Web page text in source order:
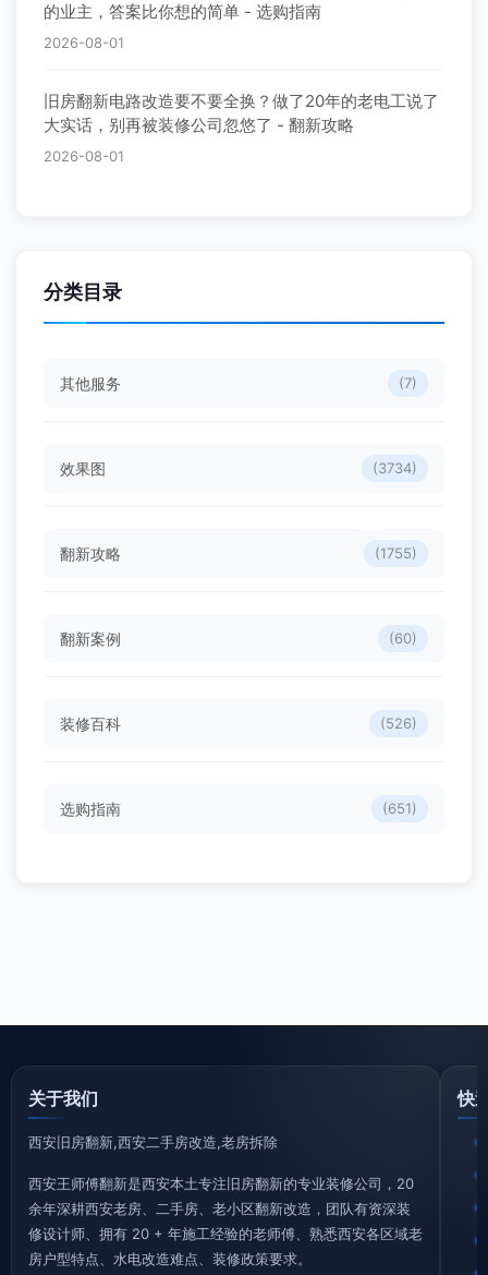
的业主，答案比你想的简单 - 选购指南
2026-08-01
旧房翻新电路改造要不要全换？做了20年的老电工说了
大实话，别再被装修公司忽悠了 - 翻新攻略
2026-08-01
分类目录
其他服务 (7)
效果图 (3734)
翻新攻略 (1755)
翻新案例 (60)
装修百科 (526)
选购指南 (651)
关于我们
西安旧房翻新,西安二手房改造,老房拆除
西安王师傅翻新是西安本土专注旧房翻新的专业装修公司，20
余年深耕西安老房、二手房、老小区翻新改造，团队有资深装
修设计师、拥有 20 + 年施工经验的老师傅、熟悉西安各区域老
房户型特点、水电改造难点、装修政策要求。
快